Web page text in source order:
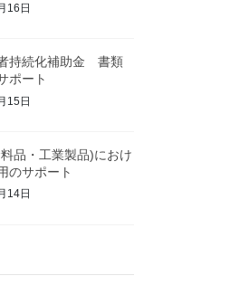
16日
持続化補助金 書類
ポート
15日
品・工業製品)におけ
のサポート
14日